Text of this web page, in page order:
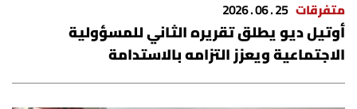
متفرقات 25 . 06 . 2026
أوتيل ديو يطلق تقريره الثاني للمسؤولية
الاجتماعية ويعزز التزامه بالاستدامة